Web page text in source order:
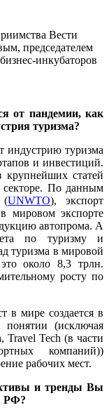
Вести
председателем
инкубаторов
от пандемии, как
туризма?
индустрию туризма
и инвестиций.
крупнейших статей
секторе. По данным
(UNWTO), экспорт
мировом экспорте
автопрома. А
по туризму и
туризма в мировой
около 8,3 трлн.
росту по
в мире создается в
понятии (исключая
Travel Tech (в части
компаний))
рабочих мест.
и тренды Вы
РФ?